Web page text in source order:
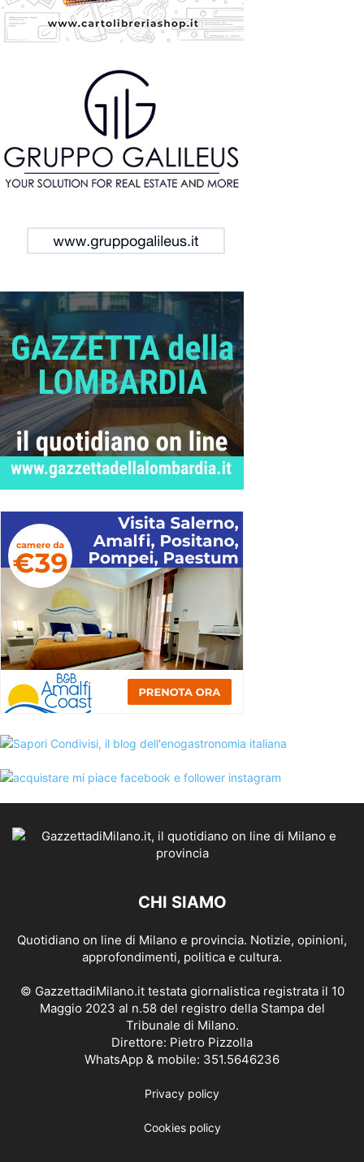
CHI SIAMO
Quotidiano on line di Milano e provincia. Notizie, opinioni,
approfondimenti, politica e cultura.
© GazzettadiMilano.it testata giornalistica registrata il 10
Maggio 2023 al n.58 del registro della Stampa del
Tribunale di Milano.
Direttore: Pietro Pizzolla
WhatsApp & mobile: 351.5646236
Privacy policy
Cookies policy